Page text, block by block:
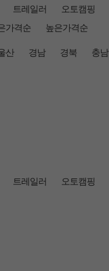
트레일러 오토캠핑
가격순 높은가격순
산 경남 경북 충남
트레일러 오토캠핑